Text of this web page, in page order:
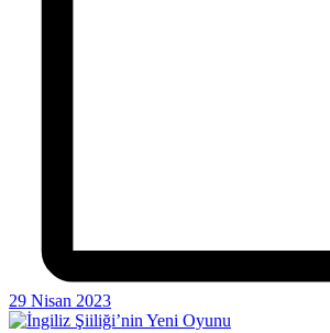
29 Nisan 2023